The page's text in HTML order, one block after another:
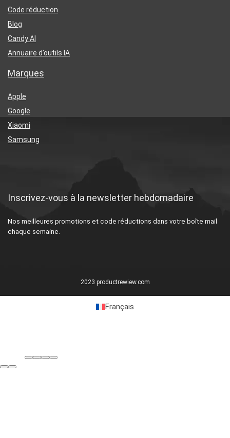
Code réduction
Blog
Candy AI
Annuaire d’outils IA
Marques
Apple
Google
Xiaomi
Samsung
Inscrivez-vous à la newsletter hebdomadaire
Nos meilleures promotions et code réductions dans votre boîte mail
chaque semaine.
2023 productrewiew.com
Français